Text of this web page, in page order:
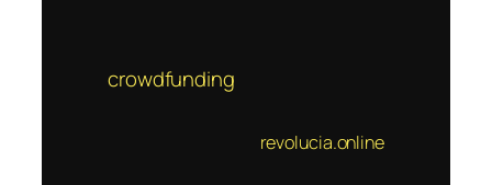
crowdfunding
revolucia.online